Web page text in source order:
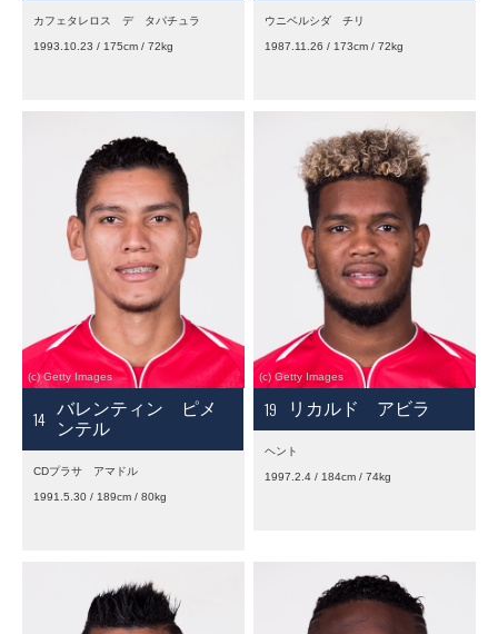
カフェタレロス デ タパチュラ
1993.10.23 / 175cm / 72kg
ウニベルシダ チリ
1987.11.26 / 173cm / 72kg
14 バレンティン ピメ
ンテル
CDプラサ アマドル
1991.5.30 / 189cm / 80kg
19 リカルド アビラ
ヘント
1997.2.4 / 184cm / 74kg